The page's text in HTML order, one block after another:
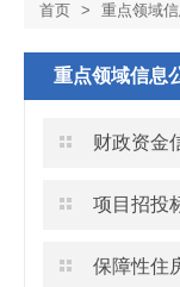
首页 > 重点领域
重点领域信息
财政资金
项目招投
保障性住